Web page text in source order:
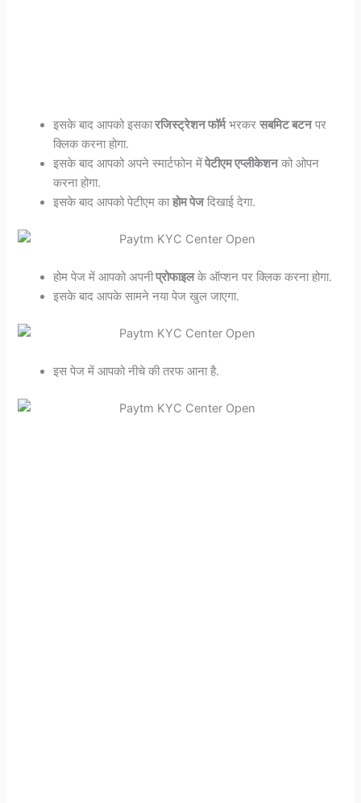
इसके बाद आपको इसकारजिस्ट्रेशन फॉर्मभरकरसबमिट बटनपर
क्लिक करना होगा.
इसके बाद आपको अपने स्मार्टफोन मेंपेटीएम एप्लीकेशनको ओपन
करना होगा.
इसके बाद आपको पेटीएम काहोम पेजदिखाई देगा.
होम पेज में आपको अपनीप्रोफाइलके ऑप्शन पर क्लिक करना होगा.
इसके बाद आपके सामने नया पेज खुल जाएगा.
इस पेज में आपको नीचे की तरफ आना है.